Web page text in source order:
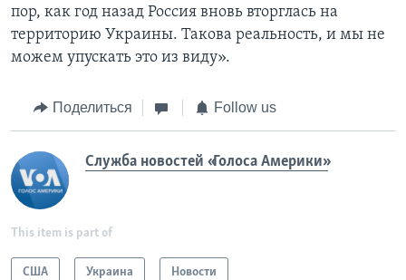
пор, как год назад Россия вновь вторглась на
территорию Украины. Такова реальность, и мы не
можем упускать это из виду».
Поделиться Follow us
Служба новостей «Голоса Америки»
This item is part of
США Украина Новости